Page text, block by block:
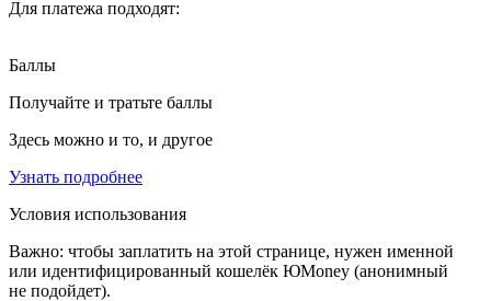
Для платежа подходят:
Баллы
Получайте и тратьте баллы
Здесь можно и то, и другое
Узнать подробнее
Условия использования
Важно: чтобы заплатить на этой странице, нужен именной
или идентифицированный кошелёк ЮMoney (анонимный
не подойдет).